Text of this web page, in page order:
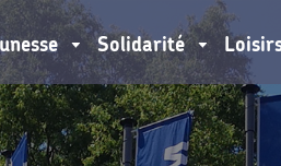
Solidarité